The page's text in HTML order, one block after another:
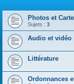
Photos et
Sujets : 3
Audio et vidéo
Littérature
Ordonnances